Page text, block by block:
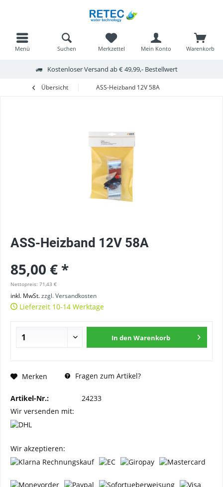
Kostenloser Versand ab € 49,99,- Bestellwert
Menü Warenkorb
Merkzettel Mein Konto
Suchen
Übersicht ASS-Heizband 12V 58A
ASS-Heizband 12V 58A
85,00 € *
Nettopreis: 71,43 €
inkl. MwSt.zzgl. Versandkosten
Lieferzeit 10-14 Werktage
In den Warenkorb
Merken Fragen zum Artikel?
Artikel-Nr.:
24233
Wir versenden mit:
Wir akzeptieren: